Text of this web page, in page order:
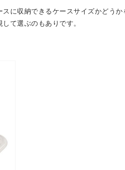
に収納できるケースサイズかどうか
て選ぶのもありです。